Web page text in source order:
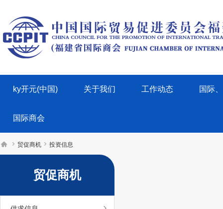
ky开元(中国) 关于我们 工作动态 国际
国际商会
  贸促商机  投资信息
贸促商机